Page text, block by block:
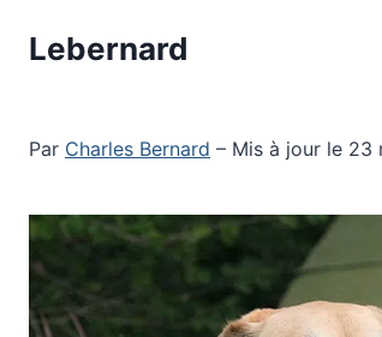
Lebernard
Par Charles Bernard – Mis à jour le 23